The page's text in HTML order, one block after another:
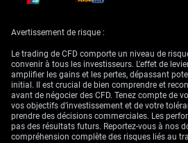
prévision de la Fed pour le PCE de base à
poursuite de cette pression.
La progression du Dollar Index vers des
dessus de 100,50 découle directement de
constituera un vent de face majeur pour
fort renchérit l’or pour les acheteurs
demande mondiale. Nous pensons que
que la Fed restera la banque centrale la
—
Avertissement de risque :
Le trading de CFD comporte un niveau de
convenir à tous les investisseurs. L'effet de
amplifier les gains et les pertes, dépassant
initial. Il est crucial de bien comprendre et
avant de négocier des CFD. Tenez compte de
vos objectifs d’investissement et de votre
prendre des décisions commerciales. Les
pas des résultats futurs. Reportez-vous à nos
compréhension complète des risques liés au